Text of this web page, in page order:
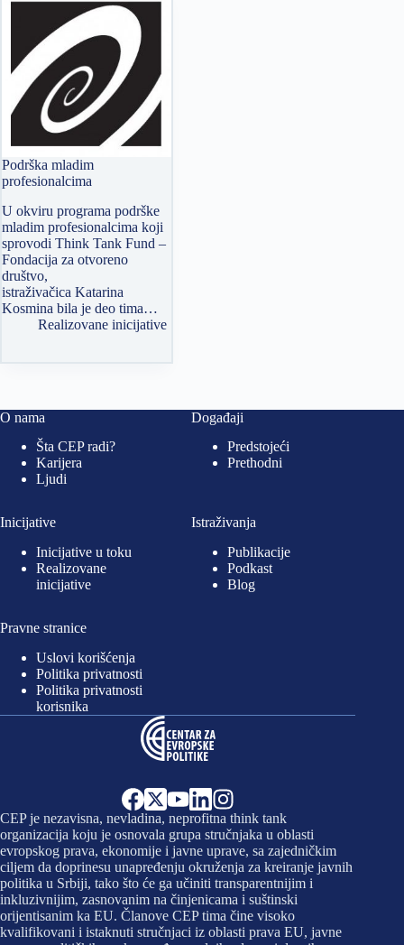
Podrška mladim
profesionalcima
U okviru programa podrške
mladim profesionalcima koji
sprovodi Think Tank Fund –
Fondacija za otvoreno
društvo,
istraživačica Katarina
Kosmina bila je deo tima…
Realizovane inicijative
O nama
Šta CEP radi?
Karijera
Ljudi
Događaji
Predstojeći
Prethodni
Inicijative
Inicijative u toku
Realizovane
inicijative
Istraživanja
Publikacije
Podkast
Blog
Pravne stranice
Uslovi korišćenja
Politika privatnosti
Politika privatnosti
korisnika
CEP je nezavisna, nevladina, neprofitna think tank
organizacija koju je osnovala grupa stručnjaka u oblasti
evropskog prava, ekonomije i javne uprave, sa zajedničkim
ciljem da doprinesu unapređenju okruženja za kreiranje javnih
politika u Srbiji, tako što će ga učiniti transparentnijim i
inkluzivnijim, zasnovanim na činjenicama i suštinski
orijentisanim ka EU. Članove CEP tima čine visoko
kvalifikovani i istaknuti stručnjaci iz oblasti prava EU, javne